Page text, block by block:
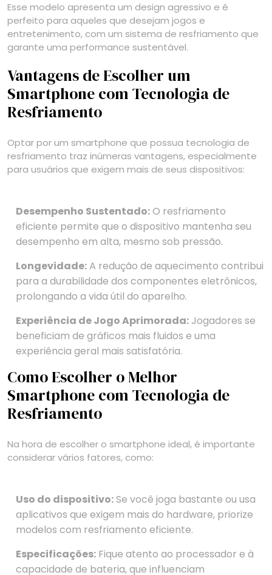
Esse modelo apresenta um design agressivo e é
perfeito para aqueles que desejam jogos e
entretenimento, com um sistema de resfriamento que
garante uma performance sustentável.
Vantagens de Escolher um
Smartphone com Tecnologia de
Resfriamento
Optar por um smartphone que possua tecnologia de
resfriamento traz inúmeras vantagens, especialmente
para usuários que exigem mais de seus dispositivos:
Desempenho Sustentado:O resfriamento
eficiente permite que o dispositivo mantenha seu
desempenho em alta, mesmo sob pressão.
Longevidade:A redução de aquecimento contribui
para a durabilidade dos componentes eletrônicos,
prolongando a vida útil do aparelho.
Experiência de Jogo Aprimorada: Jogadores se
beneficiam de gráficos mais fluidos e uma
experiência geral mais satisfatória.
Como Escolher o Melhor
Smartphone com Tecnologia de
Resfriamento
Na hora de escolher o smartphone ideal, é importante
considerar vários fatores, como:
Uso do dispositivo:Se você joga bastante ou usa
aplicativos que exigem mais do hardware, priorize
modelos com resfriamento eficiente.
Especificações: Fique atento ao processador e à
capacidade de bateria, que influenciam